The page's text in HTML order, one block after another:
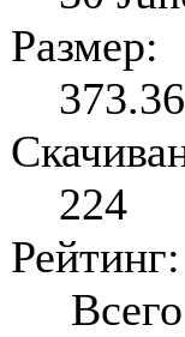
Размер:
224
Рейтинг: